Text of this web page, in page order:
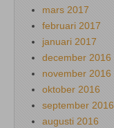
mars 2017
februari 2017
januari 2017
december 2016
november 2016
oktober 2016
september 2016
augusti 2016